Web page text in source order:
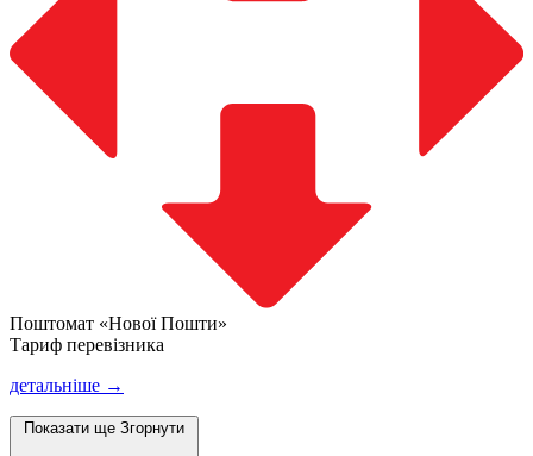
Поштомат «Нової Пошти»
Тариф перевізника
детальніше →
Показати ще Згорнути